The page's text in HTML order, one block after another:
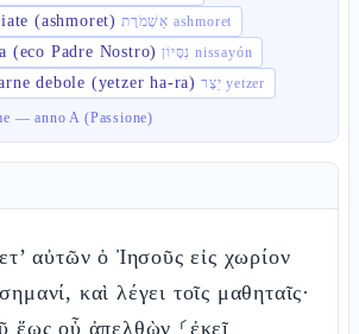
(ashmoret) אַשְׁמֹרֶת ashmoret
(eco Padre Nostro) נִסָּיוֹן nissayón
debole (yetzer ha-ra) יֵצֶר yetzer
— anno A (Passione)
αὐτῶν ὁ Ἰησοῦς εἰς χωρίον
καὶ λέγει τοῖς μαθηταῖς·
ἕως οὗ ἀπελθὼν ⸂ἐκεῖ